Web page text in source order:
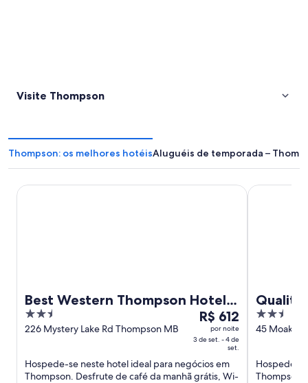
Visite Thompson
Thompson: os melhores hotéisAluguéis de temporada –
Best Western Thompson Hotel
& Suites
2.5
out
5
226 Mystery Lake Rd Thompson MB
O
preço
é
de
R$ 612
R$ 612
por noite
3 de set. - 4 de
set.
Hospede-se neste hotel ideal para negócios em
Thompson. Desfrute de café da manhã grátis, Wi-
Best Western Thompson Hotel & Suites
Quality
2.5
out
5
45 Moak
Hospede-
Thompson.
Quality Inn